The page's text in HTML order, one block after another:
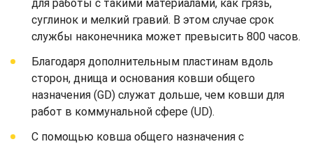
для работы с такими материалами, как грязь,
суглинок и мелкий гравий. В этом случае срок
службы наконечника может превысить 800 часов.
Благодаря дополнительным пластинам вдоль
сторон, днища и основания ковши общего
назначения (GD) служат дольше, чем ковши для
работ в коммунальной сфере (UD).
С помощью ковша общего назначения с